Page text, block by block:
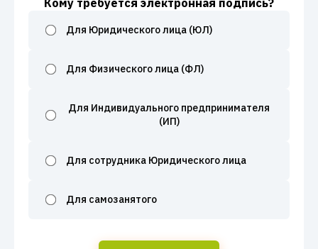
Для Юридического лица (ЮЛ)
Для Физического лица (ФЛ)
Для Индивидуального предпринимателя
(ИП)
Для сотрудника Юридического лица
Для самозанятого